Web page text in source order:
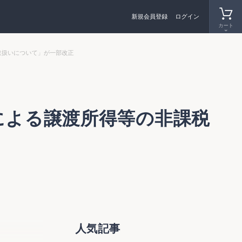
カート
新規会員登録 ログイン
いについて」が一部改正
よる譲渡所得等の非課税
人気記事